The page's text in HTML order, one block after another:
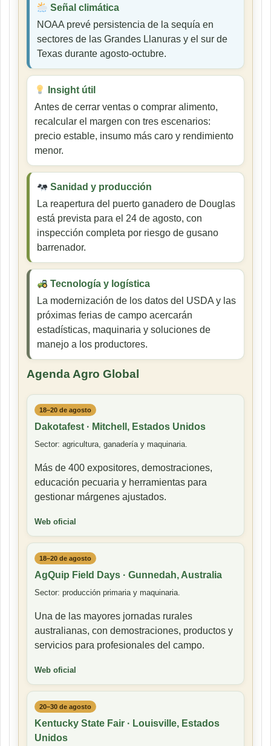
Señal climática
NOAA prevé persistencia de la sequía en
sectores de las Grandes Llanuras y el sur de
Texas durante agosto-octubre.
Insight útil
Antes de cerrar ventas o comprar alimento,
recalcular el margen con tres escenarios:
precio estable, insumo más caro y rendimiento
menor.
Sanidad y producción
La reapertura del puerto ganadero de Douglas
está prevista para el 24 de agosto, con
inspección completa por riesgo de gusano
barrenador.
Tecnología y logística
La modernización de los datos del USDA y las
próximas ferias de campo acercarán
estadísticas, maquinaria y soluciones de
manejo a los productores.
Agenda Agro Global
18–20 de agosto
Dakotafest · Mitchell, Estados Unidos
Sector: agricultura, ganadería y maquinaria.
Más de 400 expositores, demostraciones,
educación pecuaria y herramientas para
gestionar márgenes ajustados.
Web oficial
18–20 de agosto
AgQuip Field Days · Gunnedah, Australia
Sector: producción primaria y maquinaria.
Una de las mayores jornadas rurales
australianas, con demostraciones, productos y
servicios para profesionales del campo.
Web oficial
20–30 de agosto
Kentucky State Fair · Louisville, Estados
Unidos